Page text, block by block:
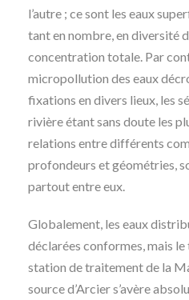
l’autre ; ce sont les eaux
tant en nombre, en diversité
concentration totale. Par
micropollution des eaux
fixations en divers lieux, les
rivière étant sans doute les
relations entre différents
profondeurs et géométries,
partout entre eux.
Globalement, les eaux
déclarées conformes, mais
station de traitement de la
source d’Arcier s’avère